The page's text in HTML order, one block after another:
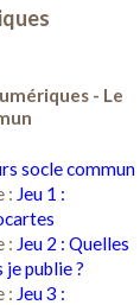
- Le
socle commun
: Jeu 1 :
: Jeu 2 : Quelles
je publie ?
: Jeu 3 :